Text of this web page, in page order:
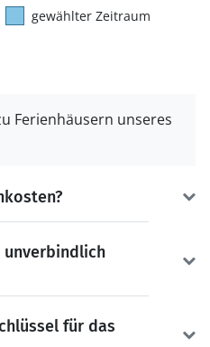
gewählter Zeitraum
Ferienhäusern unseres
unverbindlich
für das